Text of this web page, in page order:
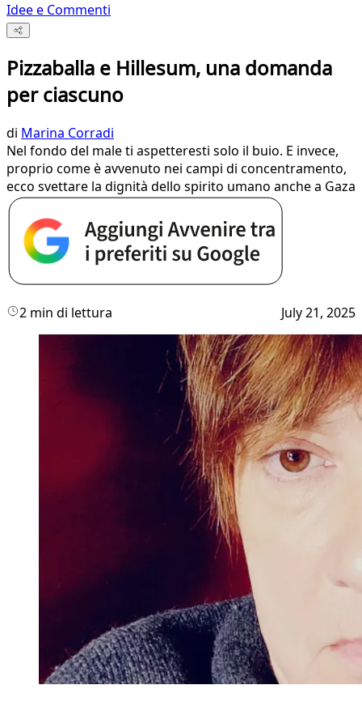
Idee e Commenti
Pizzaballa e Hillesum, una domanda
per ciascuno
di Marina Corradi
Nel fondo del male ti aspetteresti solo il buio. E invece,
proprio come è avvenuto nei campi di concentramento,
ecco svettare la dignità dello spirito umano anche a Gaza
2 min di lettura July 21, 2025